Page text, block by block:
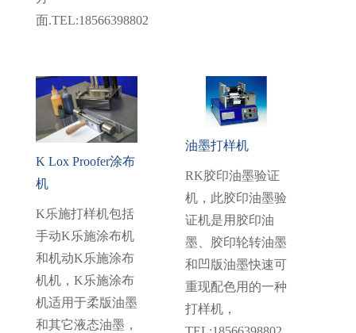
面.TEL:18566398802
K Lox Proofer涂布
机
K乐施打样机包括
手动K乐施涂布机
和机动K乐施涂布
机机，K乐施涂布
机适用于柔版油墨
和其它液态油墨，
油墨打样机
RK胶印油墨验证
机，此胶印油墨验
证机是用胶印油
墨、胶印轮转油墨
和凹版油墨快速可
重现配色用的一种
打样机，